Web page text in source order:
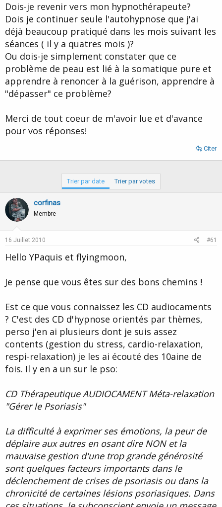
Dois-je revenir vers mon hypnothérapeute?
Dois je continuer seule l'autohypnose que j'ai
déjà beaucoup pratiqué dans les mois suivant les
séances ( il y a quatres mois )?
Ou dois-je simplement constater que ce
problème de peau est lié à la somatique pure et
apprendre à renoncer à la guérison, apprendre à
"dépasser" ce problème?
Merci de tout coeur de m'avoir lue et d'avance
pour vos réponses!
Citer
Trier par date Trier par votes
corfinas
Membre
16 Juillet 2010 #61
Hello YPaquis et flyingmoon,
Je pense que vous êtes sur des bons chemins !
Est ce que vous connaissez les CD audiocaments
? C'est des CD d'hypnose orientés par thèmes,
perso j'en ai plusieurs dont je suis assez
contents (gestion du stress, cardio-relaxation,
respi-relaxation) je les ai écouté des 10aine de
fois. Il y en a un sur le pso:
CD Thérapeutique AUDIOCAMENT Méta-relaxation
"Gérer le Psoriasis"
La difficulté à exprimer ses émotions, la peur de
déplaire aux autres en osant dire NON et la
mauvaise gestion d'une trop grande générosité
sont quelques facteurs importants dans le
déclenchement de crises de psoriasis ou dans la
chronicité de certaines lésions psoriasiques. Dans